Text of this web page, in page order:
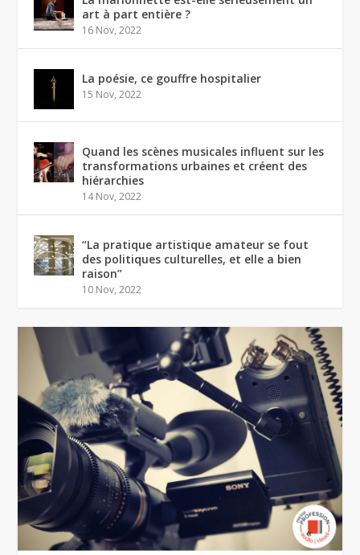
art à part entière ?
16 Nov, 2022
La poésie, ce gouffre hospitalier
15 Nov, 2022
Quand les scènes musicales influent sur les
transformations urbaines et créent des
hiérarchies
14 Nov, 2022
“La pratique artistique amateur se fout
des politiques culturelles, et elle a bien
raison”
10 Nov, 2022